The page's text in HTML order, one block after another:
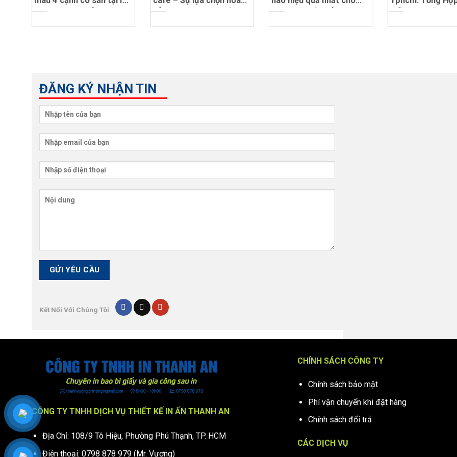
Thanh An – Xưởng bao bì
hảo cho doanh nghiệp
doanh nghiệp của bạn?
Mẫu Bao Đũa Đẹp
ĐĂNG KÝ NHẬN TIN
Kết Nối Với Chúng Tôi
CÔNG TY TNHH DỊCH VỤ THIẾT KẾ IN ẤN THANH AN
Địa Chỉ: 108/9 Tô Hiệu, Phường Phú Thạnh, TP. HCM
Điện thoại: 0798 878 979 (Mr. Vương)
CHÍNH SÁCH CÔNG TY
Chính sách bảo mật
Phí vận chuyển khi đặt hàng
Chính sách đổi trả
CÁC DỊCH VỤ